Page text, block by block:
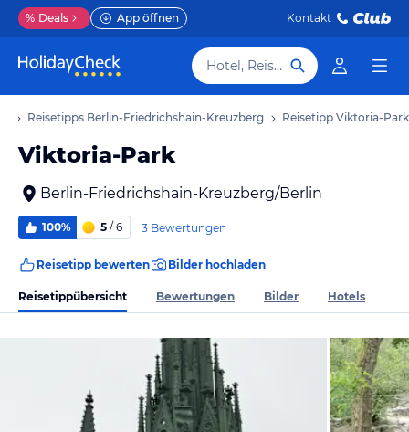
% Deals App öffnen Kontakt
Hotel, Reiseziel
Reisetipps Berlin-Friedrichshain-Kreuzberg Reisetipp Viktoria-Park
Viktoria-Park
Berlin-Friedrichshain-Kreuzberg/Berlin
100% 5 / 6 3 Bewertungen
Reisetipp bewerten Bilder hochladen
Reisetippübersicht Bewertungen Bilder Hotels